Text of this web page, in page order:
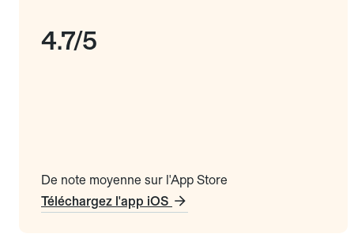
4.7/5
De note moyenne sur l'App Store
Téléchargez l'app iOS